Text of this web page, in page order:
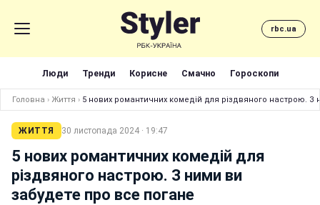
rbc.ua
Люди Тренди Корисне Смачно Гороскопи
Головна › Життя › 5 нових романтичних комедій для різдвяного настрою.
ЖИТТЯ 30 листопада 2024 · 19:47
5 нових романтичних комедій для
різдвяного настрою. З ними ви
забудете про все погане